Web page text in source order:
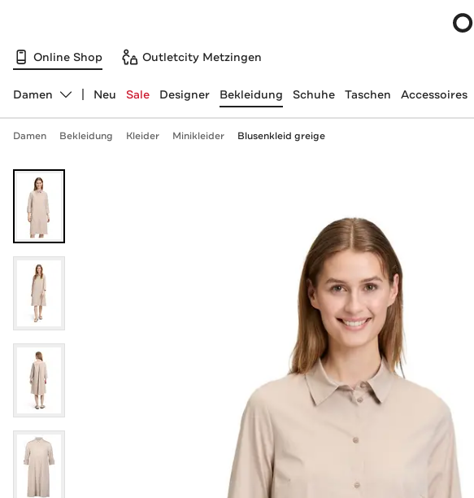
Online Shop Outletcity Metzingen
Abteilung ändern, ausgewählt:
Damen Neu Sale Designer Bekleidung Schuhe Taschen Accessoires
Damen Bekleidung Kleider Minikleider Blusenkleid greige